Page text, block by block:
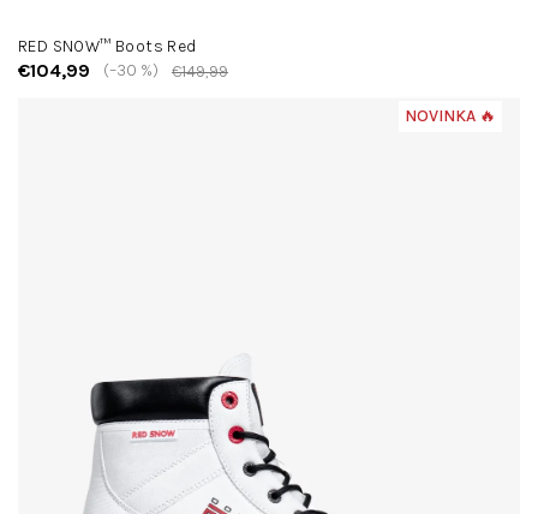
NOVINKA 🔥
RED SNOW™ Boots Red
€104,99 €149,99
(–30 %)